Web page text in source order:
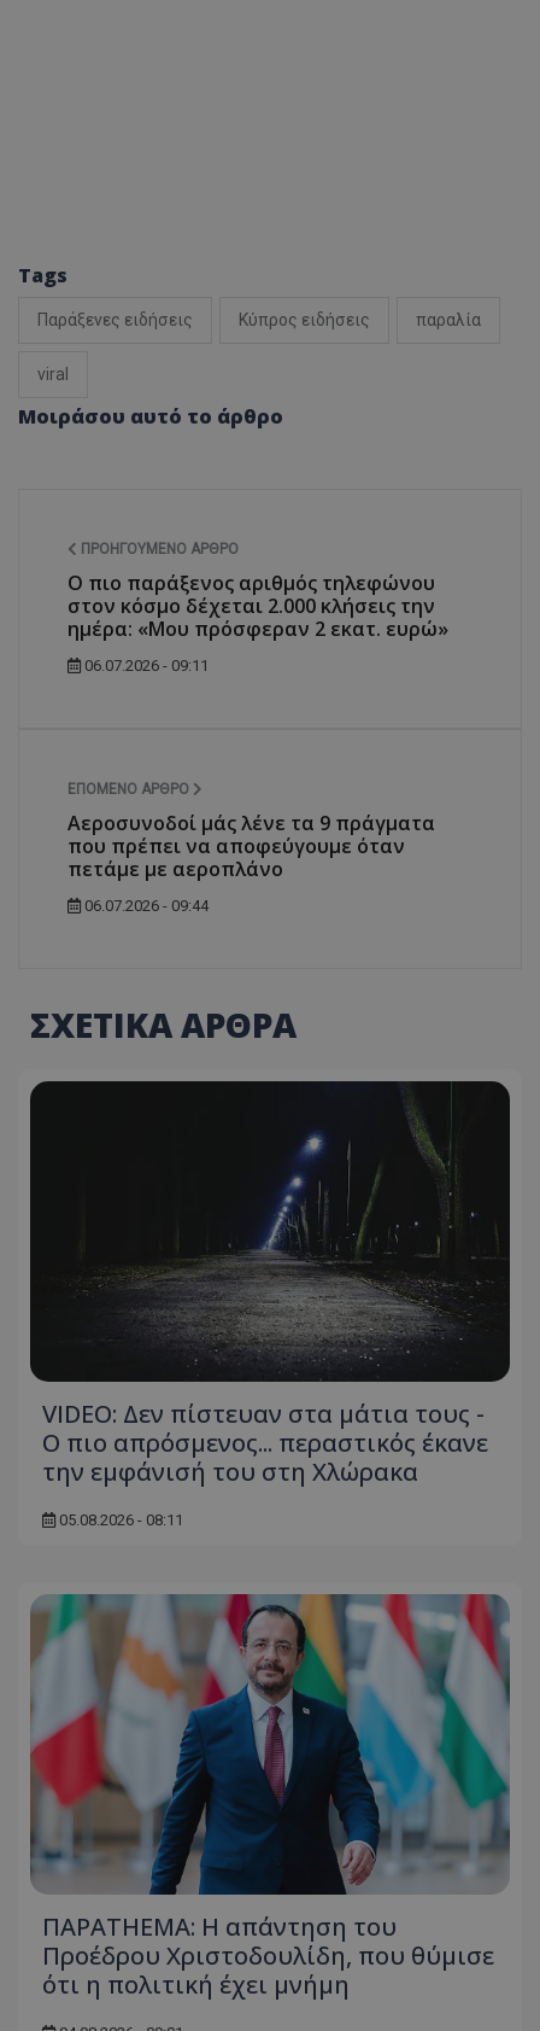
Tags
Παράξενες ειδήσεις Κύπρος ειδήσεις παραλία
viral
Μοιράσου αυτό το άρθρο
ΠΡΟΗΓΟΎΜΕΝΟ ΆΡΘΡΟ
Ο πιο παράξενος αριθμός τηλεφώνου
στον κόσμο δέχεται 2.000 κλήσεις την
ημέρα: «Μου πρόσφεραν 2 εκατ. ευρώ»
06.07.2026 - 09:11
ΕΠΌΜΕΝΟ ΆΡΘΡΟ
Αεροσυνοδοί μάς λένε τα 9 πράγματα
που πρέπει να αποφεύγουμε όταν
πετάμε με αεροπλάνο
06.07.2026 - 09:44
ΣΧΕΤΙΚΑ ΑΡΘΡΑ
VIDEO: Δεν πίστευαν στα μάτια τους -
Ο πιο απρόσμενος... περαστικός έκανε
την εμφάνισή του στη Χλώρακα
05.08.2026 - 08:11
ΠΑΡΑTHEMA: Η απάντηση του
Προέδρου Χριστοδουλίδη, που θύμισε
ότι η πολιτική έχει μνήμη